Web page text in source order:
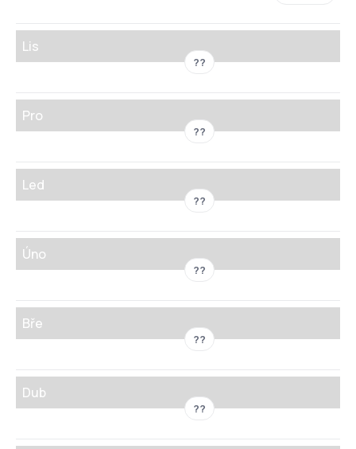
Lis
??
Pro
??
Led
??
Úno
??
Bře
??
Dub
??